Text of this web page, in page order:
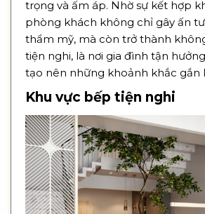
trọng và ấm áp. Nhờ sự kết hợp
phòng khách không chỉ gây ấn
thẩm mỹ, mà còn trở thành
tiện nghi, là nơi gia đình tận
tạo nên những khoảnh khắc gắn
Khu vực bếp tiện nghi